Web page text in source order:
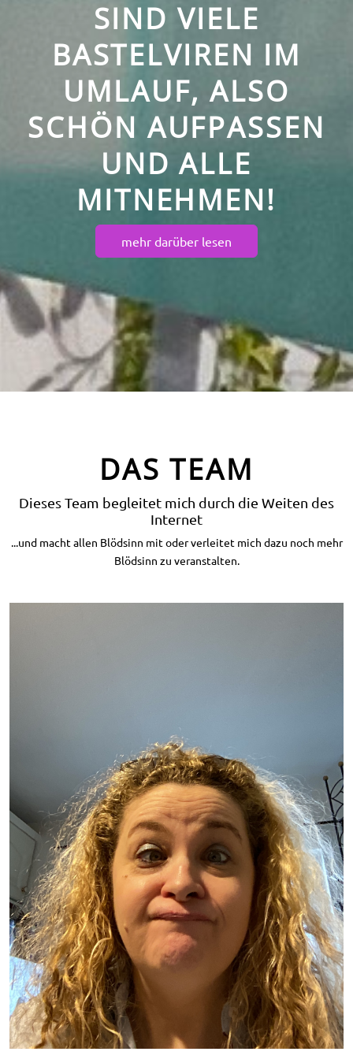
SIND VIELE
BASTELVIREN IM
UMLAUF, ALSO
SCHÖN AUFPASSEN
UND ALLE
MITNEHMEN!
mehr darüber lesen
DAS TEAM
Dieses Team begleitet mich durch die Weiten des
Internet
...und macht allen Blödsinn mit oder verleitet mich dazu noch mehr
Blödsinn zu veranstalten.